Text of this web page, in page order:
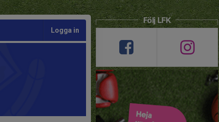
Logga in
Följ LFK